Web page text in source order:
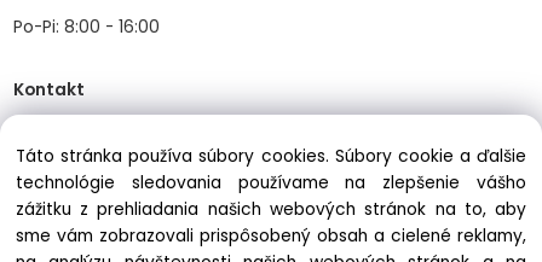
Po-Pi: 8:00 - 16:00
Kontakt
Tel:+421534466489
Mail:info@balastav.sk
Táto stránka používa súbory cookies. Súbory cookie a ďalšie
technológie sledovania používame na zlepšenie vášho
zážitku z prehliadania našich webových stránok na to, aby
sme vám zobrazovali prispôsobený obsah a cielené reklamy,